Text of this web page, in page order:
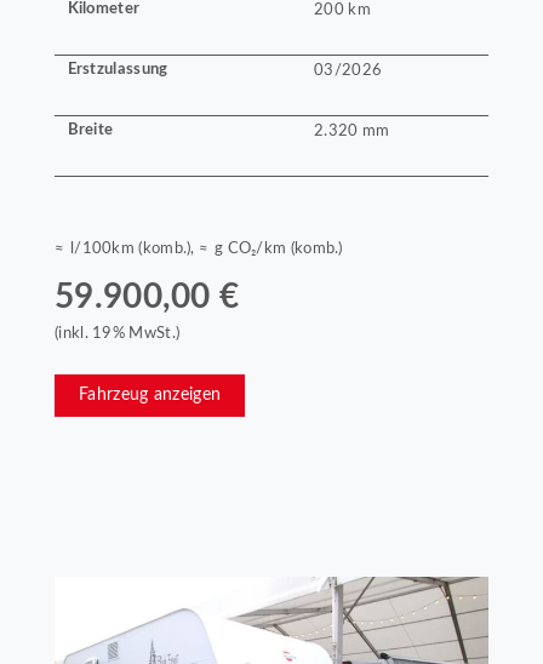
Kilometer 200 km
Erstzulassung 03/2026
Breite 2.320 mm
≈ l/100km (komb.), ≈ g CO₂/km (komb.)
59.900,00 €
(inkl. 19% MwSt.)
Fahrzeug anzeigen